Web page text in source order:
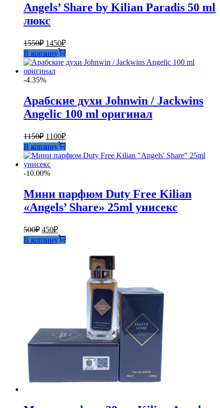
Angels’ Share by Kilian Paradis 50 ml
люкс
1550₽ Первоначальная
цена
составляла
1550₽.
1450₽Текущая
цена:
1450₽.
В корзину
-4.35%
Арабские духи Johnwin / Jackwins
Angelic 100 ml оригинал
1150₽ Первоначальная
цена
составляла
1150₽.
1100₽Текущая
цена:
1100₽.
В корзину
-10.00%
Мини парфюм Duty Free Kilian
«Angels’ Share» 25ml унисекс
500₽ Первоначальная
цена
составляла
450₽Текущая
цена:
450₽.
В корзину